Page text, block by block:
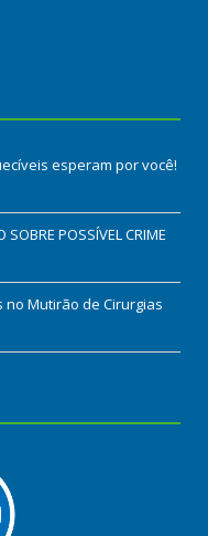
esperam por você!
POSSÍVEL CRIME
Mutirão de Cirurgias